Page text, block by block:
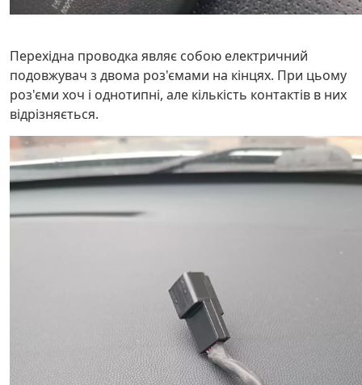
Перехідна проводка являє собою електричний
подовжувач з двома роз'ємами на кінцях. При цьому
роз'єми хоч і однотипні, але кількість контактів в них
відрізняється.